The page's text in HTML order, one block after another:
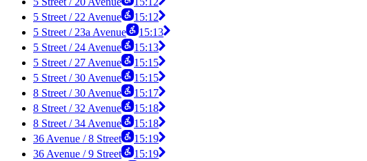
5 Street / 22 Avenue
15:12
5 Street / 23a Avenue
15:13
5 Street / 24 Avenue
15:13
5 Street / 27 Avenue
15:15
5 Street / 30 Avenue
15:15
8 Street / 30 Avenue
15:17
8 Street / 32 Avenue
15:18
8 Street / 34 Avenue
15:18
36 Avenue / 8 Street
15:19
36 Avenue / 9 Street
15:19